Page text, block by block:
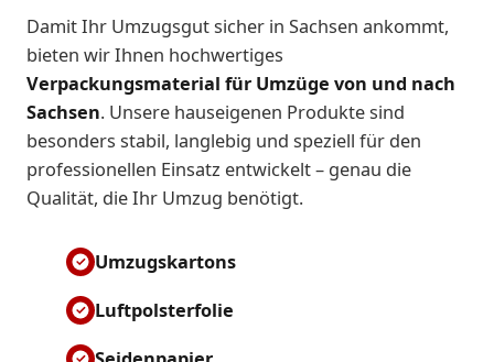
Damit Ihr Umzugsgut sicher in Sachsen ankommt,
bieten wir Ihnen hochwertiges
Verpackungsmaterial für Umzüge von und nach
Sachsen. Unsere hauseigenen Produkte sind
besonders stabil, langlebig und speziell für den
professionellen Einsatz entwickelt – genau die
Qualität, die Ihr Umzug benötigt.
Umzugskartons
Luftpolsterfolie